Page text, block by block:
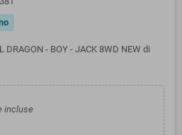
DRAGON - BOY - JACK 8WD NEW di
incluse